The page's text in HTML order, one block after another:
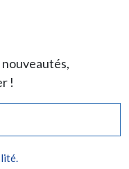
!